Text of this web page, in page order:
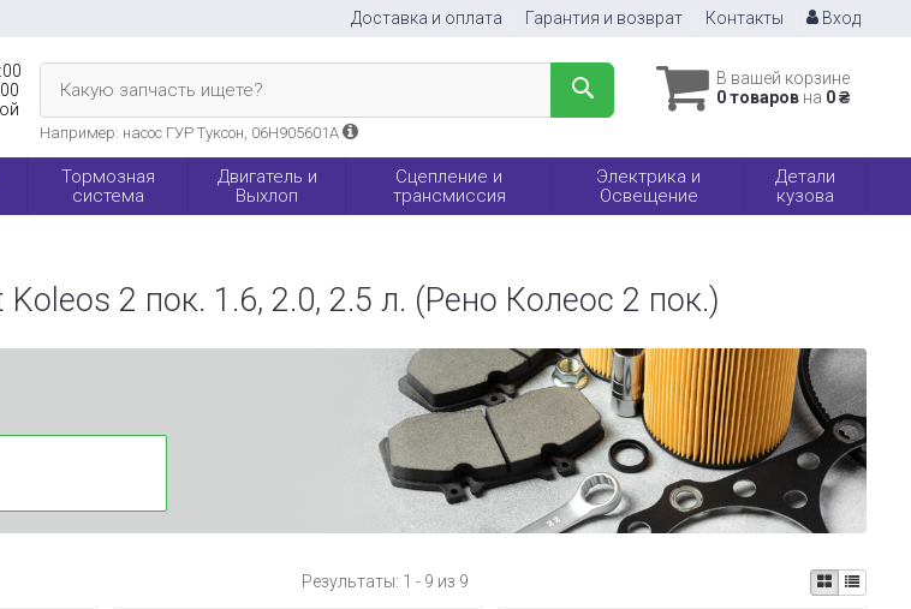
Доставка и оплата Гарантия и возврат Контакты Вход
В вашей корзине
0 товаров на 0 ₴
Какую запчасть ищете?
Например: насос ГУР Туксон, 06H905601A
Тормозная
система
Двигатель и
Выхлоп
Сцепление и
трансмиссия
Электрика и
Освещение
Детали
кузова
2 пок. 1.6, 2.0, 2.5 л. (Рено Колеос 2 пок.)
Результаты: 1 - 9 из 9